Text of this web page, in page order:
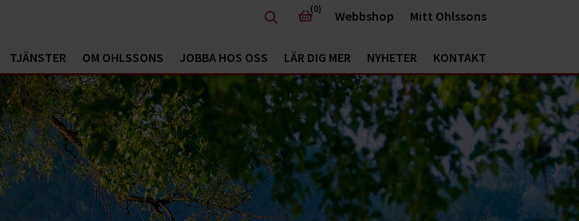
TJÄNSTER OM OHLSSONS JOBBA HOS OSS LÄR DIG MER NYHETER KONTAKT
(0) Webbshop Mitt Ohlssons